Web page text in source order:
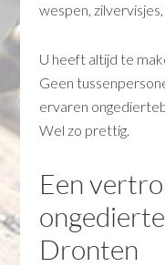
wespen,
U heeft altijd te
Geen
ervaren
Wel zo prettig.
Een
Dronten